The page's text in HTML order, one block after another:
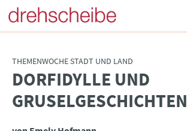
THEMENWOCHE STADT UND LAND
:DORFIDYLLE UND
GRUSELGESCHICHTEN